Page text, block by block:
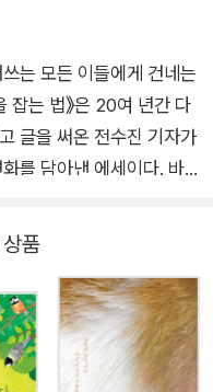
취재 경험을 영어로 집필
로 NYT 게스트 칼럼니스
문에 우연히 취미로 시작
레와 함께 삶의 큰 기둥이
있다. ‘그럼에도
램 @sujiney_sujinc
네는
글을 써온 전수진 기자가
를 담아낸 에세이다. 바쁜
마음도 굳어가던 나이,
매일 저녁 발레 바를 잡
잡아왔다. 발레는 끝이
을 잃지 않게 해준 나침반
품